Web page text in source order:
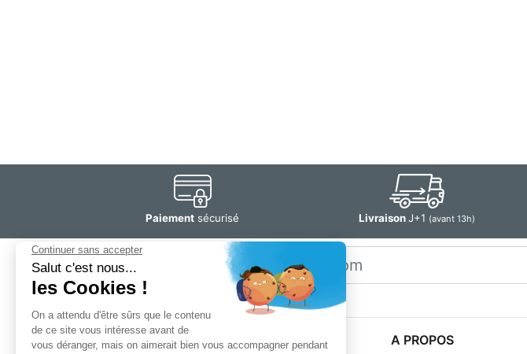
Paiement sécurisé LivraisonJ+1 (avant 13h)
Restez
informé
Email
SOGEDIS SAS
A PROPOS